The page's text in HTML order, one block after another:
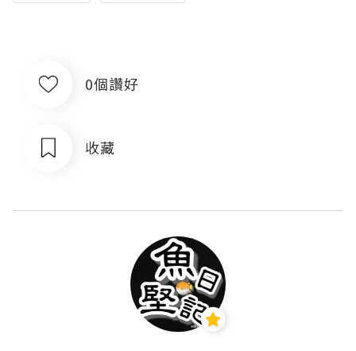
0個讚好
收藏